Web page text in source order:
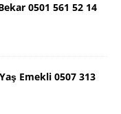
0501 561 52 14
Emekli 0507 313